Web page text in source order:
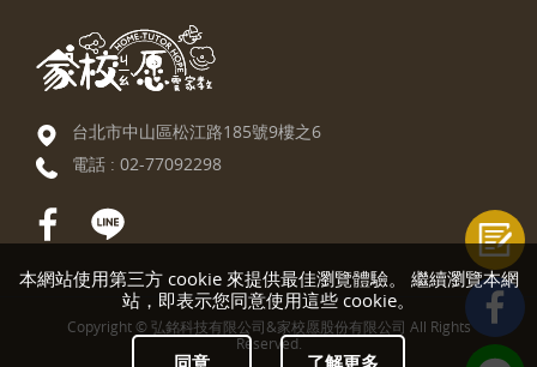
本網站使用第三方 cookie 來提供最佳瀏覽體驗。 繼續瀏覽本網
站，即表示您同意使用這些 cookie。
同意 了解更多
台北市中山區松江路185號9樓之6
電話 : 02-77092298
Copyright © 弘銘科技有限公司&家校愿股份有限公司 All Rights
Reserved.